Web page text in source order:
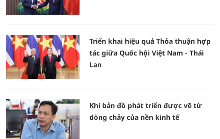
Triển khai hiệu quả Thỏa thuận hợp
tác giữa Quốc hội Việt Nam - Thái
Lan
Khi bản đồ phát triển được vẽ từ
dòng chảy của nền kinh tế